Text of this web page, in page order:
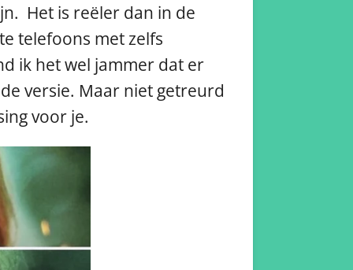
Het is reëler dan in de
telefoons met zelfs
ik het wel jammer dat er
versie. Maar niet getreurd
voor je.